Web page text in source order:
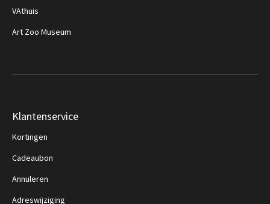
VAthuis
Art Zoo Museum
Klantenservice
Kortingen
Cadeaubon
Annuleren
Adreswijziging